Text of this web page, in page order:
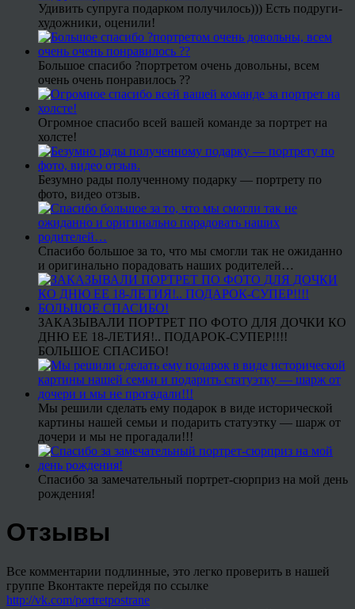
Удивить супруга подарком получилось))) Есть подруги-
художники, оценили!
Большое спасибо ?портретом очень довольны, всем
очень очень понравилось ??
Огромное спасибо всей вашей команде за портрет на
холсте!
Безумно рады полученному подарку — портрету по
фото, видео отзыв.
Спасибо большое за то, что мы смогли так не ожиданно
и оригинально порадовать наших родителей…
ЗАКАЗЫВАЛИ ПОРТРЕТ ПО ФОТО ДЛЯ ДОЧКИ КО
ДНЮ ЕЕ 18-ЛЕТИЯ!.. ПОДАРОК-СУПЕР!!!!
БОЛЬШОЕ СПАСИБО!
Мы решили сделать ему подарок в виде исторической
картины нашей семьи и подарить статуэтку — шарж от
дочери и мы не прогадали!!!
Спасибо за замечательный портрет-сюрприз на мой день
рождения!
Отзывы
Все комментарии подлинные, это легко проверить в нашей
группе Вконтакте перейдя по ссылке
http://vk.com/portretpostrane